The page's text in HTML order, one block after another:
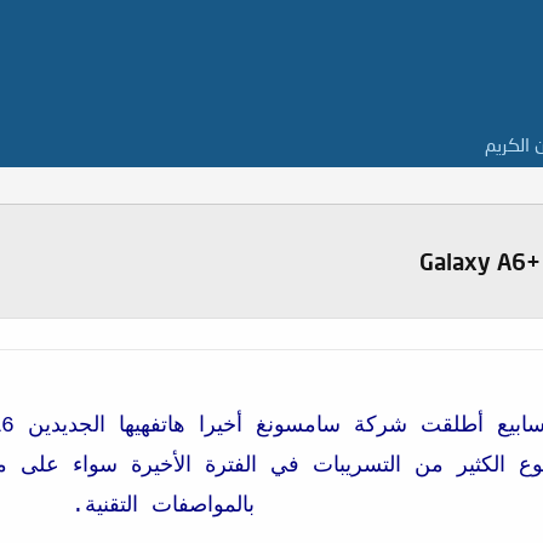
الكريم
الكثير من التسريبات في الفترة الأخيرة سواء
بالمواصفات التقنية.